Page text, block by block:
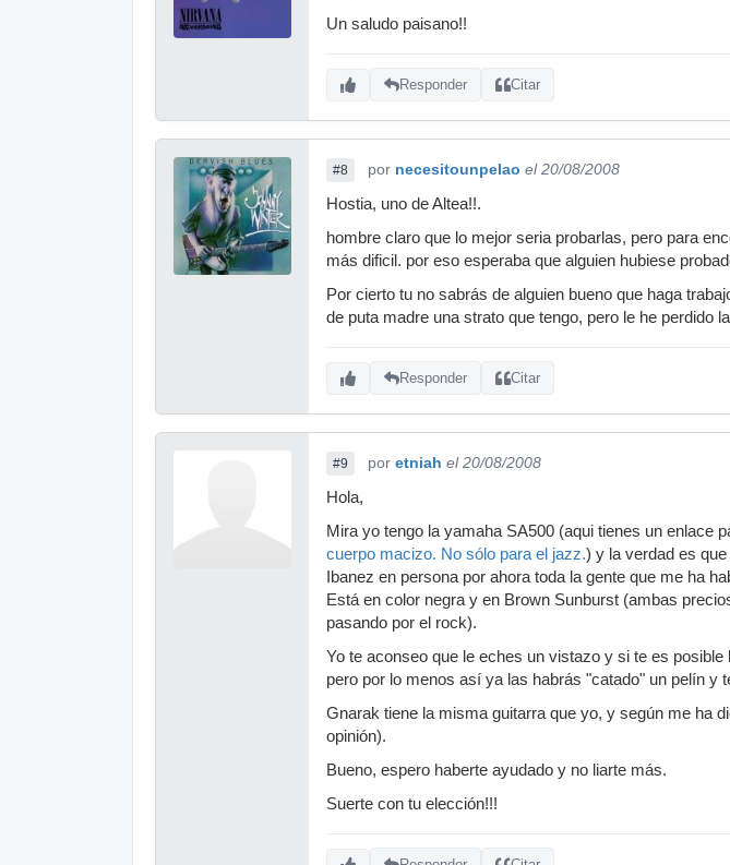
Un saludo paisano!!
Responder Citar
#8 por necesitounpelao el 20/08/2008
Hostia, uno de Altea!!.
hombre claro que lo mejor seria probarlas, pero para
más dificil. por eso esperaba que alguien hubiese
Por cierto tu no sabrás de alguien bueno que haga
de puta madre una strato que tengo, pero le he perdido
Responder Citar
#9 por etniah el 20/08/2008
Hola,
Mira yo tengo la yamaha SA500 (aqui tienes un enlace
cuerpo macizo. No sólo para el jazz.) y la verdad es
Ibanez en persona por ahora toda la gente que me ha
Está en color negra y en Brown Sunburst (ambas
pasando por el rock).
Yo te aconseo que le eches un vistazo y si te es
pero por lo menos así ya las habrás "catado" un pelín y
Gnarak tiene la misma guitarra que yo, y según me ha
opinión).
Bueno, espero haberte ayudado y no liarte más.
Suerte con tu elección!!!